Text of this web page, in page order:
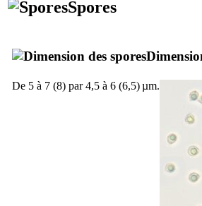
Spores
De 5 à 7 (8) par 4,5 à 6 (6,5) µm.